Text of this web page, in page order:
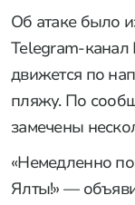
Об атаке было
Telegram-
движется по
пляжу. По
замечены
«Немедленно
Ялты!» —